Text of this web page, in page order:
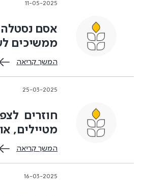
11-05-2025
אסם
ממשיכים
המשך קריאה
25-03-2025
חוזרים
מטיילים,
המשך קריאה
16-03-2025